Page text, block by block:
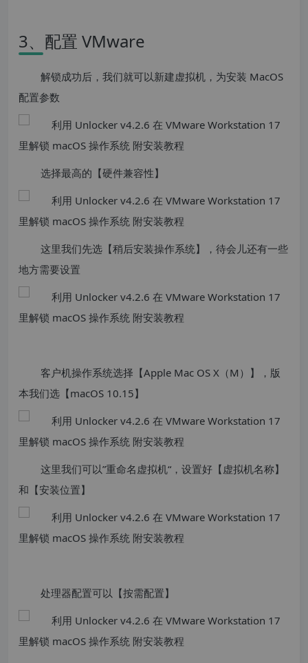
3、配置 VMware
解锁成功后，我们就可以新建虚拟机，为安装 MacOS
配置参数
选择最高的【硬件兼容性】
​这里我们先选【稍后安装操作系统】，待会儿还有一些
地方需要设置
客户机操作系统选择【Apple Mac OS X（M）】，版
本我们选【macOS 10.15】
这里我们可以”重命名虚拟机“，设置好【虚拟机名称】
和【安装位置】
处理器配置可以【按需配置】